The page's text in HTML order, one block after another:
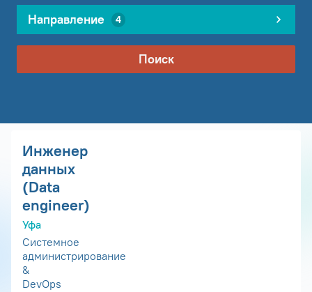
Направление 4
Поиск
Инженер
данных
(Data
engineer)
Уфа
Системное
администрирование
&
DevOps